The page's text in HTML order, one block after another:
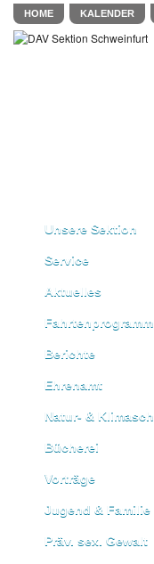
HOME KALENDER
Unsere Sektion
Service
Aktuelles
Fahrtenprogramm
Berichte
Ehrenamt
Natur- &
Bücherei
Vorträge
Jugend & Familie
Präv. sex. Gewalt